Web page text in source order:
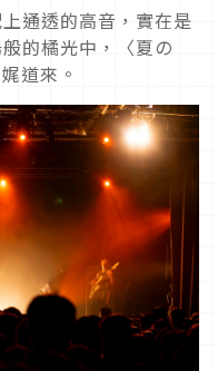
通透的高音，實在是
的橘光中，〈夏の
道來。